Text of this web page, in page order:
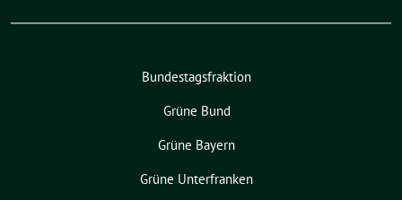
Bundestagsfraktion
Grüne Bund
Grüne Bayern
Grüne Unterfranken